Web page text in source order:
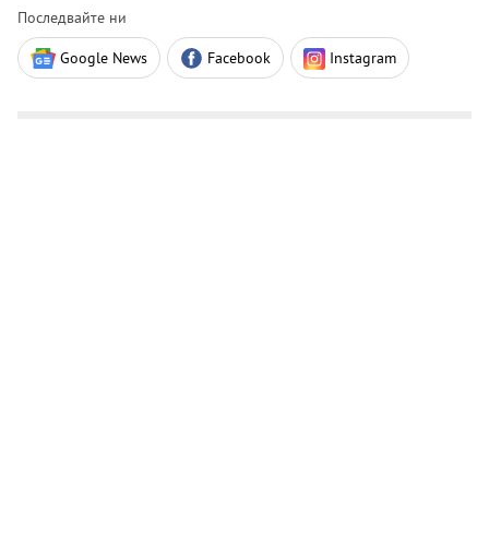
Последвайте ни
Google News Facebook Instagram